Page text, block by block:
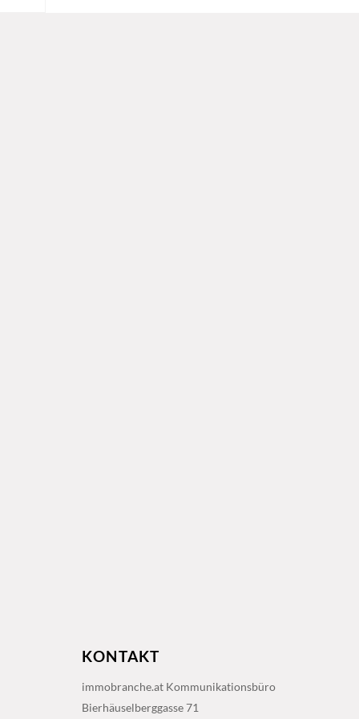
KONTAKT
immobranche.at Kommunikationsbüro
Bierhäuselberggasse 71